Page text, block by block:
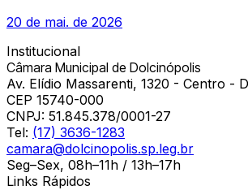
20 de mai. de 2026
Institucional
Câmara Municipal de Dolcinópolis
Av. Elídio Massarenti, 1320 - Centro -
CEP 15740-000
CNPJ: 51.845.378/0001-27
Tel: (17) 3636-1283
camara@dolcinopolis.sp.leg.br
Seg–Sex, 08h–11h / 13h–17h
Links Rápidos